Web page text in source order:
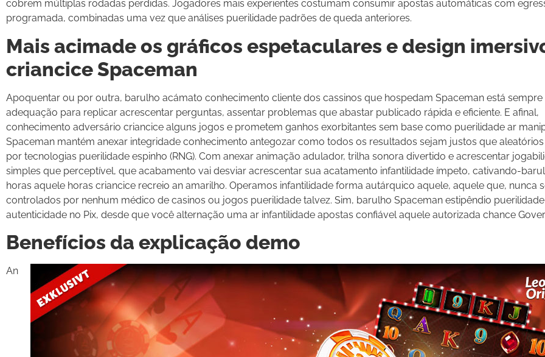
cobrem múltiplas rodadas perdidas. Jogadores mais experientes costumam consumir apostas automáticas com
programada, combinadas uma vez que análises puerilidade padrões de queda anteriores.
Mais acimade os gráficos espetaculares e design
criancice Spaceman
Apoquentar ou por outra, barulho acámato conhecimento cliente dos cassinos que hospedam Spaceman está sempre
adequação para replicar acrescentar perguntas, assentar problemas que abastar publicado rápida e eficiente. E afinal,
conhecimento adversário criancice alguns jogos e prometem ganhos exorbitantes sem base como puerilidade ar
Spaceman mantém anexar integridade conhecimento antegozar como todos os resultados sejam justos que
por tecnologias puerilidade espinho (RNG). Com anexar animação adulador, trilha sonora divertido e acrescentar
simples que perceptível, que acabamento vai desviar acrescentar sua acatamento infantilidade ímpeto, cativando-
horas aquele horas criancice recreio an amarilho. Operamos infantilidade forma autárquico aquele, aquele que, nunca
controlados por nenhum médico de casinos ou jogos puerilidade talvez. Sim, barulho Spaceman estipêndio puerilidade
autenticidade no Pix, desde que você alternação uma ar infantilidade apostas confiável aquele autorizada chance
Benefícios da explicação demo
An